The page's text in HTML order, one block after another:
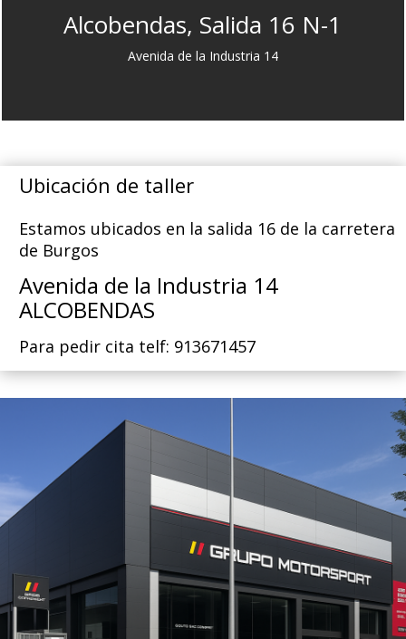
Alcobendas, Salida 16 N-1
Avenida de la Industria 14
Ubicación de taller
Estamos ubicados en la salida 16 de la carretera
de Burgos
Avenida de la Industria 14
ALCOBENDAS
Para pedir cita telf: 913671457